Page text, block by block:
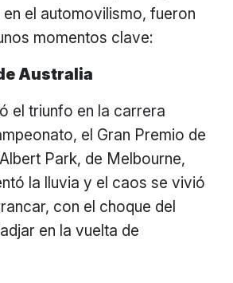
el automovilismo, fueron
momentos clave:
Australia
el triunfo en la carrera
el Gran Premio de
Park, de Melbourne,
la lluvia y el caos se vivió
con el choque del
en la vuelta de